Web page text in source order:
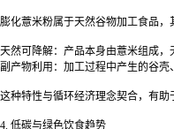
膨化薏米粉属于天然谷物加工食品，
天然可降解：产品本身由薏米组成，
副产物利用：加工过程中产生的谷壳
这种特性与循环经济理念契合，有助
4. 低碳与绿色饮食趋势